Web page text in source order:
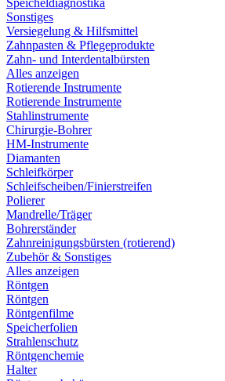
Speicheldiagnostika
Sonstiges
Versiegelung & Hilfsmittel
Zahnpasten & Pflegeprodukte
Zahn- und Interdentalbürsten
Alles anzeigen
Rotierende Instrumente
Rotierende Instrumente
Stahlinstrumente
Chirurgie-Bohrer
HM-Instrumente
Diamanten
Schleifkörper
Schleifscheiben/Finierstreifen
Polierer
Mandrelle/Träger
Bohrerständer
Zahnreinigungsbürsten (rotierend)
Zubehör & Sonstiges
Alles anzeigen
Röntgen
Röntgen
Röntgenfilme
Speicherfolien
Strahlenschutz
Röntgenchemie
Halter